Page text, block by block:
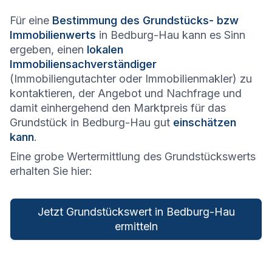
Für eine Bestimmung des Grundstücks- bzw
Immobilienwerts in Bedburg-Hau kann es Sinn
ergeben, einen lokalen
Immobiliensachverständiger
(Immobiliengutachter oder Immobilienmakler) zu
kontaktieren, der Angebot und Nachfrage und
damit einhergehend den Marktpreis für das
Grundstück in Bedburg-Hau gut einschätzen
kann.
Eine grobe Wertermittlung des Grundstückswerts
erhalten Sie hier:
Jetzt Grundstückswert in Bedburg-Hau
ermitteln